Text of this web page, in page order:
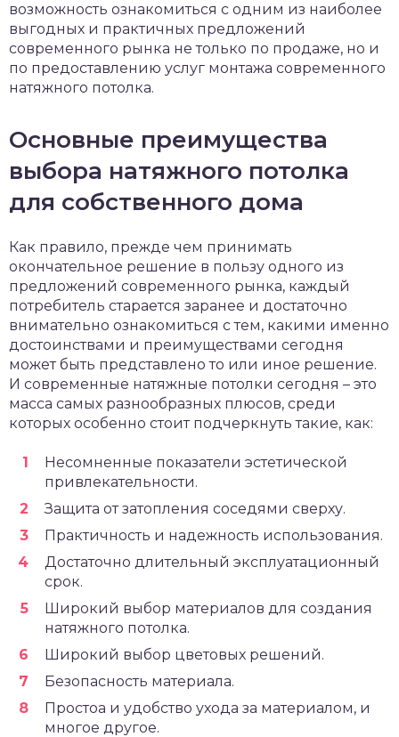
возможность ознакомиться с одним из наиболее
выгодных и практичных предложений
современного рынка не только по продаже, но и
по предоставлению услуг монтажа современного
натяжного потолка.
Основные преимущества
выбора натяжного потолка
для собственного дома
Как правило, прежде чем принимать
окончательное решение в пользу одного из
предложений современного рынка, каждый
потребитель старается заранее и достаточно
внимательно ознакомиться с тем, какими именно
достоинствами и преимуществами сегодня
может быть представлено то или иное решение.
И современные натяжные потолки сегодня – это
масса самых разнообразных плюсов, среди
которых особенно стоит подчеркнуть такие, как:
Несомненные показатели эстетической
привлекательности.
Защита от затопления соседями сверху.
Практичность и надежность использования.
Достаточно длительный эксплуатационный
срок.
Широкий выбор материалов для создания
натяжного потолка.
Широкий выбор цветовых решений.
Безопасность материала.
Простоа и удобство ухода за материалом, и
многое другое.